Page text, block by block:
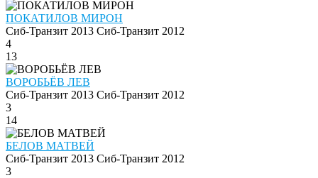
ПОКАТИЛОВ МИРОН
Сиб-Транзит 2013 Сиб-Транзит 2012
4
13
ВОРОБЬЁВ ЛЕВ
Сиб-Транзит 2013 Сиб-Транзит 2012
3
14
БЕЛОВ МАТВЕЙ
Сиб-Транзит 2013 Сиб-Транзит 2012
3